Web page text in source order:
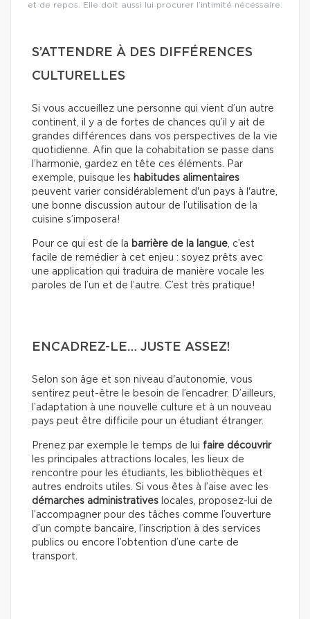
et de repos. Elle doit aussi lui procurer l’intimité nécessaire.
S’ATTENDRE À DES DIFFÉRENCES
CULTURELLES
Si vous accueillez une personne qui vient d’un autre
continent, il y a de fortes de chances qu’il y ait de
grandes différences dans vos perspectives de la vie
quotidienne. Afin que la cohabitation se passe dans
l’harmonie, gardez en tête ces éléments. Par
exemple, puisque les habitudes alimentaires
peuvent varier considérablement d'un pays à l'autre,
une bonne discussion autour de l’utilisation de la
cuisine s’imposera!
Pour ce qui est de la barrière de la langue, c’est
facile de remédier à cet enjeu : soyez prêts avec
une application qui traduira de manière vocale les
paroles de l’un et de l’autre. C’est très pratique!
ENCADREZ-LE… JUSTE ASSEZ!
Selon son âge et son niveau d'autonomie, vous
sentirez peut-être le besoin de l’encadrer. D’ailleurs,
l’adaptation à une nouvelle culture et à un nouveau
pays peut être difficile pour un étudiant étranger.
Prenez par exemple le temps de lui faire découvrir
les principales attractions locales, les lieux de
rencontre pour les étudiants, les bibliothèques et
autres endroits utiles. Si vous êtes à l’aise avec les
démarches administratives locales, proposez-lui de
l’accompagner pour des tâches comme l’ouverture
d’un compte bancaire, l’inscription à des services
publics ou encore l’obtention d’une carte de
transport.